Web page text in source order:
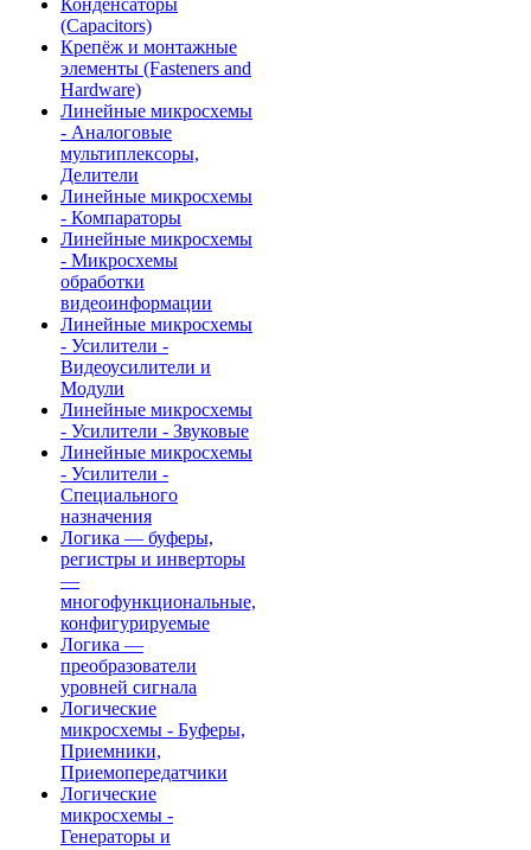
Конденсаторы
(Capacitors)
Крепёж и монтажные
элементы (Fasteners and
Hardware)
Линейные микросхемы
- Аналоговые
мультиплексоры,
Делители
Линейные микросхемы
- Компараторы
Линейные микросхемы
- Микросхемы
обработки
видеоинформации
Линейные микросхемы
- Усилители -
Видеоусилители и
Модули
Линейные микросхемы
- Усилители - Звуковые
Линейные микросхемы
- Усилители -
Специального
назначения
Логика — буферы,
регистры и инверторы
—
многофункциональные,
конфигурируемые
Логика —
преобразователи
уровней сигнала
Логические
микросхемы - Буферы,
Приемники,
Приемопередатчики
Логические
микросхемы -
Генераторы и